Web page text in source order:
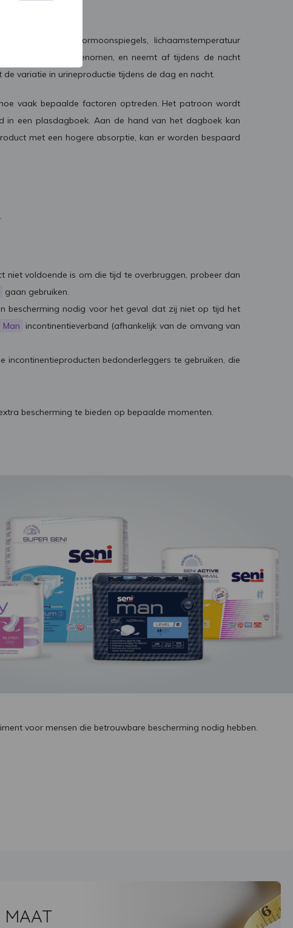
zoals hormoonspiegels, lichaamstemperatuur
meer vocht ingenomen, en neemt af tijdens de nacht
variatie in urineproductie tijdens de dag en nacht.
vaak bepaalde factoren optreden. Het patroon wordt
in een plasdagboek. Aan de hand van het dagboek kan
met een hogere absorptie, kan er worden bespaard
niet voldoende is om die tijd te overbruggen, probeer dan
gaan gebruiken.
bescherming nodig voor het geval dat zij niet op tijd het
Man
incontinentieverband (afhankelijk van de omvang van
bedonderleggers te gebruiken, die
bescherming te bieden op bepaalde momenten.
voor mensen die betrouwbare bescherming nodig hebben.
MAAT